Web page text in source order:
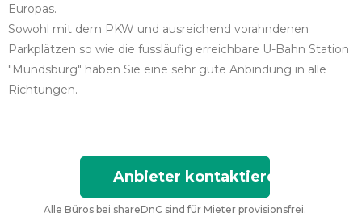
Europas.
Sowohl mit dem PKW und ausreichend vorahndenen
Parkplätzen so wie die fussläufig erreichbare U-Bahn Station
"Mundsburg" haben Sie eine sehr gute Anbindung in alle
Richtungen.
Anbieter kontaktieren
Alle Büros bei shareDnC sind für Mieter provisionsfrei.